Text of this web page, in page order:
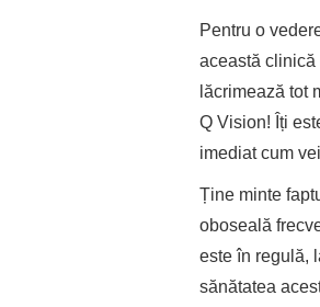
Pentru o
această clinică
lăcrimează tot
Q Vision! Îți
imediat cum
Ține minte
oboseală
este în regulă,
sănătatea